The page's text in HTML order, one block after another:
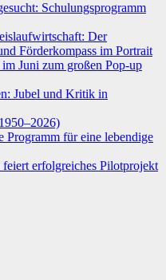
Schulungsprogramm
Der
Förderkompass im Portrait
Juni zum großen Pop-up
Jubel und Kritik in
Programm für eine lebendige
erfolgreiches Pilotprojekt